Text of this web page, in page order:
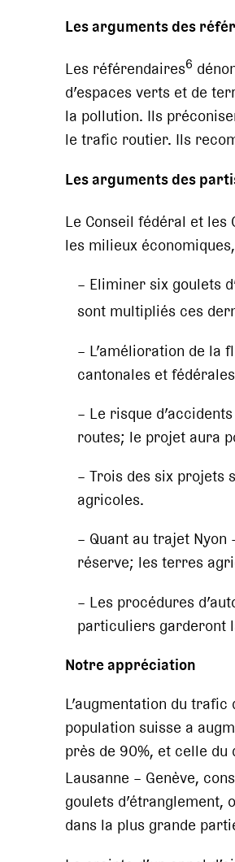
Les arguments des
Les référendaires6
d’espaces verts et de
la pollution. Ils
le trafic routier. Ils
Les arguments des
Le Conseil fédéral et
les milieux
– Eliminer six goulets
sont multipliés ces
– L’amélioration de
cantonales et
– Le risque
routes; le projet aura
– Trois des six projets
agricoles.
– Quant au trajet
réserve; les terres
– Les procédures
particuliers garderont
Notre appréciation
L’augmentation du
population suisse a
près de 90%, et celle du
Lausanne – Genève,
goulets
dans la plus grande